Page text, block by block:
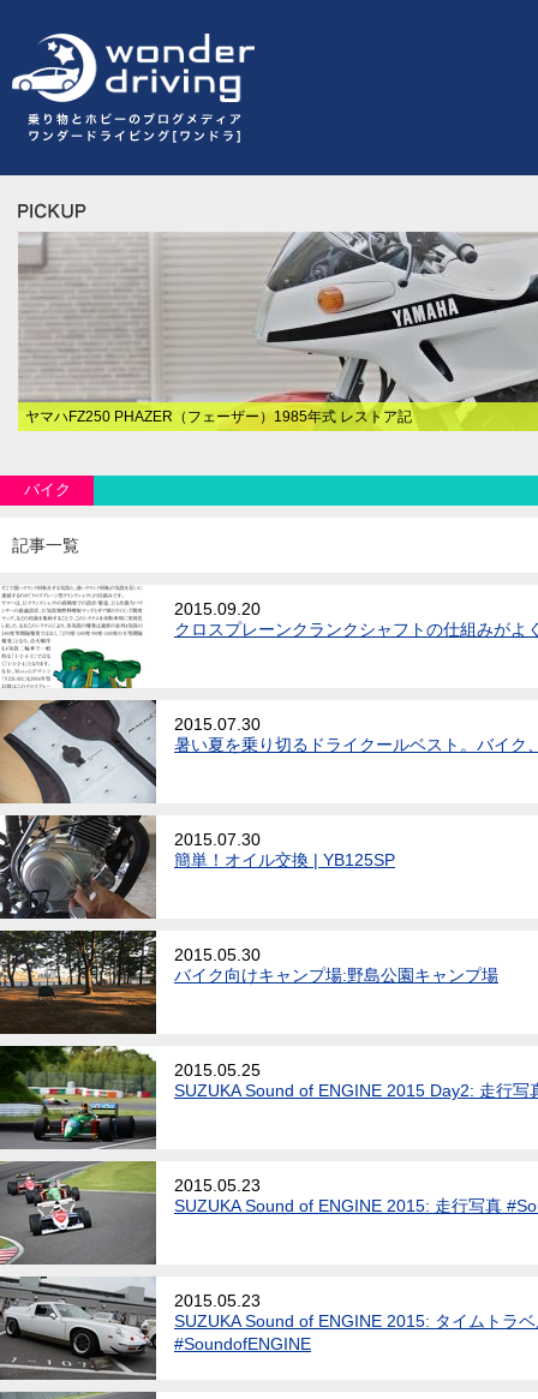
ヤマハFZ250 PHAZER（フェーザー）1985年式 レストア記
バイク
記事一覧
2015.09.20
クロスプレーンクランクシャフトの仕組みがよ
2015.07.30
暑い夏を乗り切るドライクールベスト。バイク
2015.07.30
簡単！オイル交換 | YB125SP
2015.05.30
バイク向けキャンプ場:野島公園キャンプ場
2015.05.25
SUZUKA Sound of ENGINE 2015 Day2: 走行写
2015.05.23
SUZUKA Sound of ENGINE 2015: 走行写真
2015.05.23
SUZUKA Sound of ENGINE 2015: タイムトラ
#SoundofENGINE